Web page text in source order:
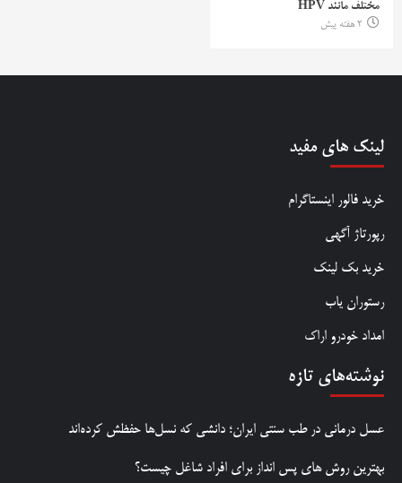
مختلف مانند HPV
2 هفته پیش
لینک های مفید
خرید فالور اینستاگرام
رپورتاژ آگهی
خرید بک لینک
رستوران یاب
امداد خودرو اراک
نوشته‌های تازه
عسل درمانی در طب سنتی ایران؛ دانشی که نسل‌ها حفظش کرده‌اند
بهترین روش‌ های پس‌ انداز برای افراد شاغل چیست؟